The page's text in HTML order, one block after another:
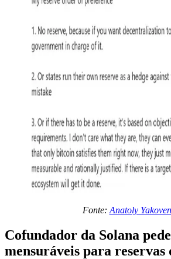
Fonte: Anatoly
Cofundador da Solana
mensuráveis para reservas